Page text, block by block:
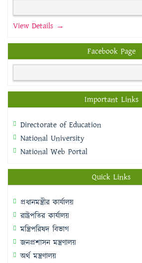
View Details →
Facebook Page
Important Links
Directorate of Education
National University
National Web Portal
Quick Links
প্রধানমন্ত্রীর কার্যালয়
রাষ্ট্রপতির কার্যালয়
মন্ত্রিপরিষদ বিভাগ
জনপ্রশাসন মন্ত্রণালয়
অর্থ মন্ত্রণালয়